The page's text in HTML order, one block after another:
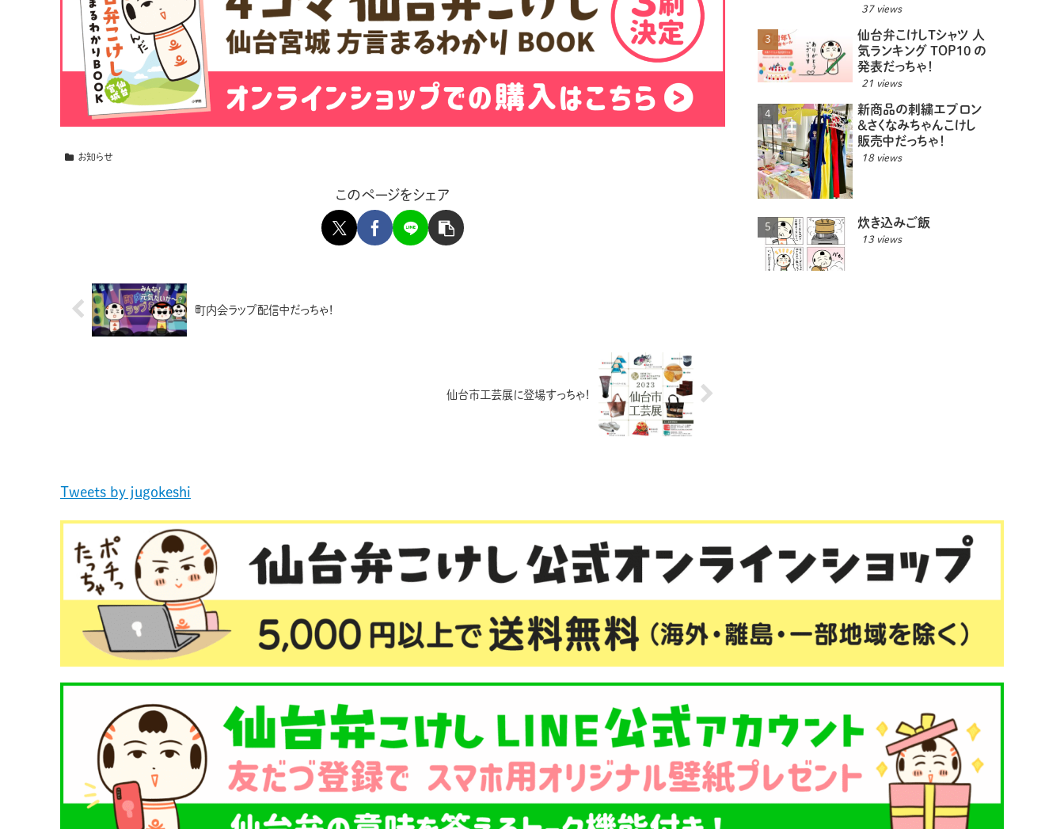
お知らせ
このページをシェア
町内会ラップ配信中だっちゃ！
仙台市工芸展に登場すっちゃ！
きるっちゃ！
37 views
仙台弁こけしTシャツ 人
気ランキング TOP10 の
発表だっちゃ！
21 views
新商品の刺繍エプロン
＆さくなみちゃんこけし
販売中だっちゃ！
18 views
炊き込みご飯
13 views
Tweets by jugokeshi